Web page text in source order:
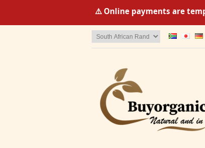
⚠️ Online payments are